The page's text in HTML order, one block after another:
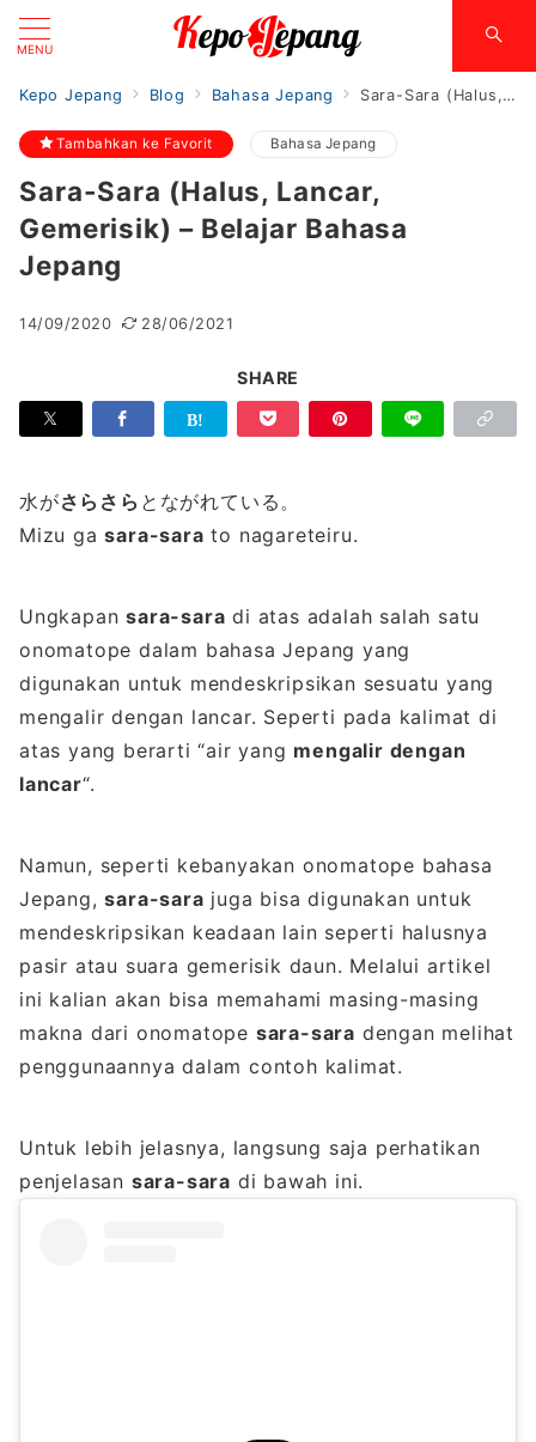
MENU
Kepo Jepang Blog Bahasa Jepang Sara-Sara (Halus, Lancar, Gemerisik) – Belajar Bahasa Jepang
Tambahkan ke Favorit Bahasa Jepang
Sara-Sara (Halus, Lancar,
Gemerisik) – Belajar Bahasa
Jepang
14/09/2020 28/06/2021
SHARE
水がさらさら とながれている。
Mizu gasara-sara to nagareteiru.
Ungkapansara-sara di atas adalah salah satu
onomatope dalam bahasa Jepang yang
digunakan untuk mendeskripsikan sesuatu yang
mengalir dengan lancar. Seperti pada kalimat di
atas yang berarti “air yang mengalir dengan
lancar“.
Namun, seperti kebanyakan onomatope bahasa
Jepang,sara-sara juga bisa digunakan untuk
mendeskripsikan keadaan lain seperti halusnya
pasir atau suara gemerisik daun. Melalui artikel
ini kalian akan bisa memahami masing-masing
makna dari onomatope sara-sara dengan melihat
penggunaannya dalam contoh kalimat.
Untuk lebih jelasnya, langsung saja perhatikan
penjelasan sara-sara di bawah ini.